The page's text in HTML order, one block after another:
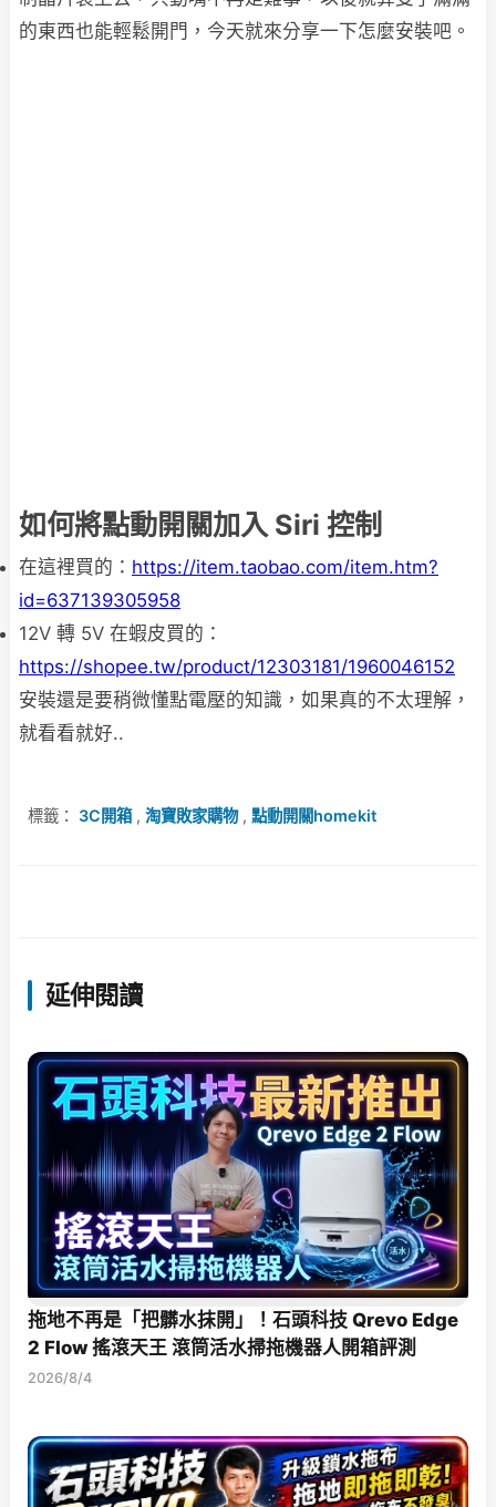
的東西也能輕鬆開門，今天就來分享一下怎麼安裝吧。
如何將點動開關加入 Siri 控制
在這裡買的： https://item.taobao.com/item.htm?
id=637139305958
12V 轉 5V 在蝦皮買的：
https://shopee.tw/product/12303181/1960046152
安裝還是要稍微懂點電壓的知識，如果真的不太理解，
就看看就好..
標籤： 3C開箱, 淘寶敗家購物, 點動開關homekit
延伸閱讀
拖地不再是「把髒水抹開」！石頭科技 Qrevo Edge
2 Flow 搖滾天王 滾筒活水掃拖機器人開箱評測
2026/8/4